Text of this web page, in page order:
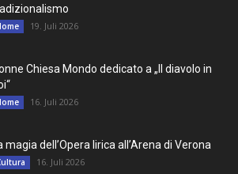
19. Juli 2026
Chiesa Mondo dedicato a „Il diavolo in
16. Juli 2026
magia dell’Opera lirica all’Arena di Verona
16. Juli 2026